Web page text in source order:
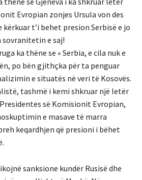
Evropian zonjes Ursula von des
kërkuar t’i behet presion Serbisë e jo
sovranitetin e saj!
ka thëne se « Serbia, e cila nuk e
po bën gjithçka për ta penguar
e situatës në veri të Kosovës.
tashmë i kemi shkruar një letër
së Komisionit Evropian,
e masave të marra
keqardhjen që presioni i bëhet
sanksione kundër Rusisë dhe